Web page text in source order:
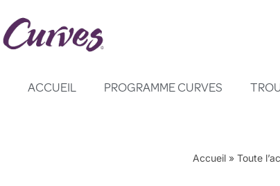
Aller
ACCUEIL PROGRAMME CURVES
Accueil» Toute